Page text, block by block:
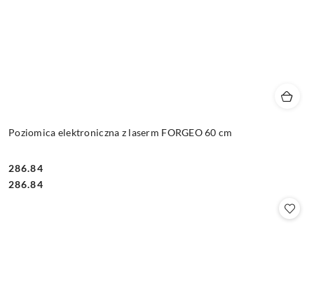
Poziomica elektroniczna z laserm FORGEO 60 cm
Cena:
286.84
Cena:
286.84